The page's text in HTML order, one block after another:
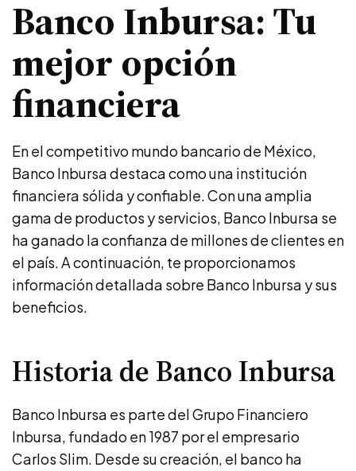
Banco Inbursa: Tu
mejor opción
financiera
En el competitivo mundo bancario de México,
Banco Inbursa destaca como una institución
financiera sólida y confiable. Con una amplia
gama de productos y servicios, Banco Inbursa se
ha ganado la confianza de millones de clientes en
el país. A continuación, te proporcionamos
información detallada sobre Banco Inbursa y sus
beneficios.
Historia de Banco Inbursa
Banco Inbursa es parte del Grupo Financiero
Inbursa, fundado en 1987 por el empresario
Carlos Slim. Desde su creación, el banco ha